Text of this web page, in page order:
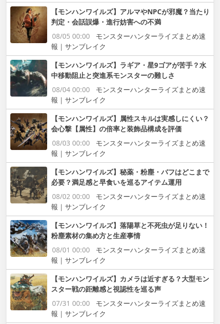
【モンハンワイルズ】アルマやNPCが邪魔？当たり
判定・会話誤爆・進行妨害への不満
08/05 00:00
モンスターハンターライズまとめ速
報｜サンブレイク
【モンハンワイルズ】ラギア・星9ゴアが苦手？水
中移動阻止と突進系モンスターの難しさ
08/04 00:00
モンスターハンターライズまとめ速
報｜サンブレイク
【モンハンワイルズ】属性スキルは実感しにくい？
会心撃【属性】の倍率と装飾品構成を評価
08/03 00:00
モンスターハンターライズまとめ速
報｜サンブレイク
【モンハンワイルズ】秘薬・粉塵・バフはどこまで
必要？満足感と早食いを巡るアイテム運用
08/02 00:00
モンスターハンターライズまとめ速
報｜サンブレイク
【モンハンワイルズ】落陽草と不死虫が足りない！
粉塵素材の集め方と生産事情
08/01 00:00
モンスターハンターライズまとめ速
報｜サンブレイク
【モンハンワイルズ】カメラは近すぎる？大型モン
スター戦の距離感と視認性を巡る声
07/31 00:00
モンスターハンターライズまとめ速
報｜サンブレイク